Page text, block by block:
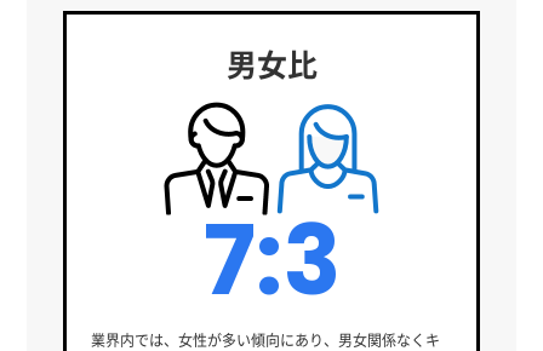
男女比
7:3
業界内では、女性が多い傾向にあり、男女関係なくキ